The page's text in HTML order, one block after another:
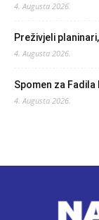
4. Augusta 2026.
Preživjeli
4. Augusta 2026.
Spomen za Fadila
4. Augusta 2026.